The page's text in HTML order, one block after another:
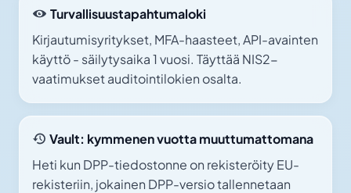
Turvallisuustapahtumaloki
Kirjautumisyritykset, MFA-haasteet, API-avainten
käyttö - säilytysaika 1 vuosi. Täyttää NIS2-
vaatimukset auditointilokien osalta.
Vault: kymmenen vuotta muuttumattomana
Heti kun DPP-tiedostonne on rekisteröity EU-
rekisteriin, jokainen DPP-versio tallennetaan